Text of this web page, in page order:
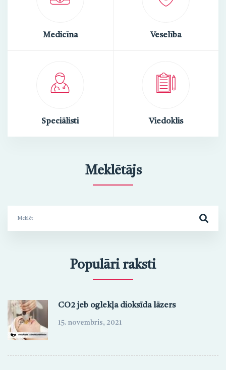
Medicīna Veselība
Speciālisti Viedoklis
Meklētājs
Populāri raksti
CO2 jeb oglekļa dioksīda lāzers
15. novembris, 2021